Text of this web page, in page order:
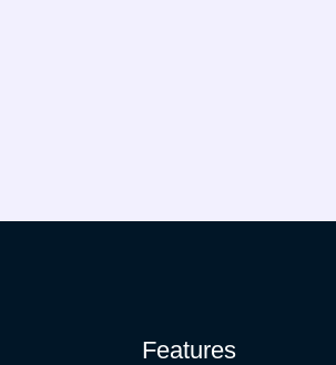
Features